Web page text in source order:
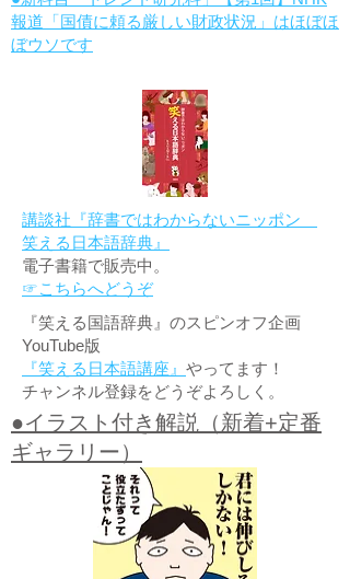
報道「国債に頼る厳しい財政状況」はほぼほ
ぼウソです
講談社『辞書ではわからないニッポン
笑える日本語辞典』
電子書籍で販売中。
☞こちらへどうぞ
『笑える国語辞典』のスピンオフ企画
YouTube版
『笑える日本語講座』 やってます！
チャンネル登録をどうぞよろしく。
●イラスト付き解説（新着+定番
ギャラリー）